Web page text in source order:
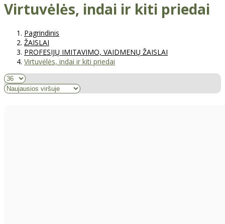
Virtuvėlės, indai ir kiti priedai
Pagrindinis
ŽAISLAI
PROFESIJŲ IMITAVIMO, VAIDMENŲ ŽAISLAI
Virtuvėlės, indai ir kiti priedai